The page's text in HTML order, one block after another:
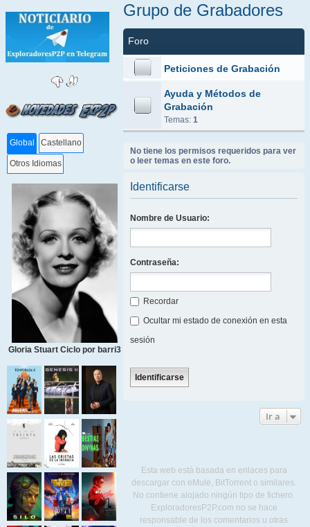
Global Castellano
Otros Idiomas
Gloria Stuart Ciclo por barri3
Grupo de Grabadores
Foro
Peticiones de Grabación
Ayuda y Métodos de
Grabación
Temas: 1
No tiene los permisos requeridos para ver
o leer temas en este foro.
Identificarse
Nombre de Usuario:
Contraseña:
Recordar
Ocultar mi estado de conexión en esta
sesión
Ir a
Esta web está basada en enlaces para
descargar con eMule, BitTorrent o similares.
No contiene alojado ningún tipo de fichero.
ExploradoresP2P.com no se hace
responsable de los comentarios u otras